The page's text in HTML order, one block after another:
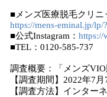
■メンズ医療脱毛クリニ
https://mens-eminal.jp/lp/
■公式Instagram： https://
■TEL：0120-585-737
調査概要：「メンズ
【調査期間】2022年7
【調査方法】インター